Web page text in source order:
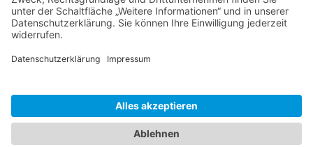
Die alten Autos von Kuba
Die Strände von Varadero